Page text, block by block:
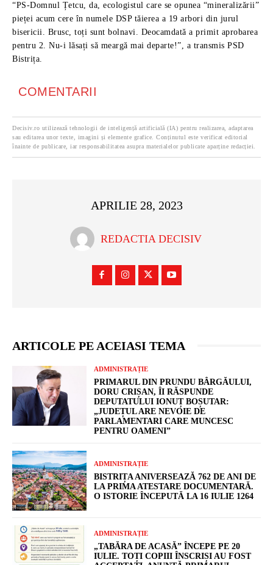
“PS-Domnul Țetcu, da, ecologistul care se opunea “mineralizării”
pieței acum cere în numele DSP tăierea a 19 arbori din jurul
bisericii. Brusc, toți sunt bolnavi. Deocamdată a primit aprobarea
pentru 2. Nu-i lăsați să meargă mai departe!”, a transmis PSD
Bistrița.
COMENTARII
Decisiv.ro utilizează tehnologii de inteligență artificială (IA) pentru realizarea, adaptarea
sau editarea unor texte, imagini și elemente grafice. Conținutul este verificat editorial
înainte de publicare, iar responsabilitatea asupra materialelor publicate aparține redacției.
APRILIE 28, 2023
REDACTIA DECISIV
ARTICOLE PE ACEIASI TEMA
ADMINISTRAȚIE
PRIMARUL DIN PRUNDU BÂRGĂULUI,
DORU CRIȘAN, ÎI RĂSPUNDE
DEPUTATULUI IONUȚ BOȘUTAR:
„JUDEȚUL ARE NEVOIE DE
PARLAMENTARI CARE MUNCESC
PENTRU OAMENI”
ADMINISTRAȚIE
BISTRIȚA ANIVERSEAZĂ 762 DE ANI DE
LA PRIMA ATESTARE DOCUMENTARĂ.
O ISTORIE ÎNCEPUTĂ LA 16 IULIE 1264
ADMINISTRAȚIE
„TABĂRA DE ACASĂ” ÎNCEPE PE 20
IULIE. TOȚI COPIII ÎNSCRIȘI AU FOST